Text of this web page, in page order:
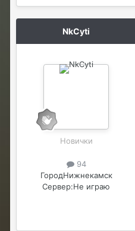
NkCyti
Новички
94
ГородНижнекамск
Сервер:Не играю